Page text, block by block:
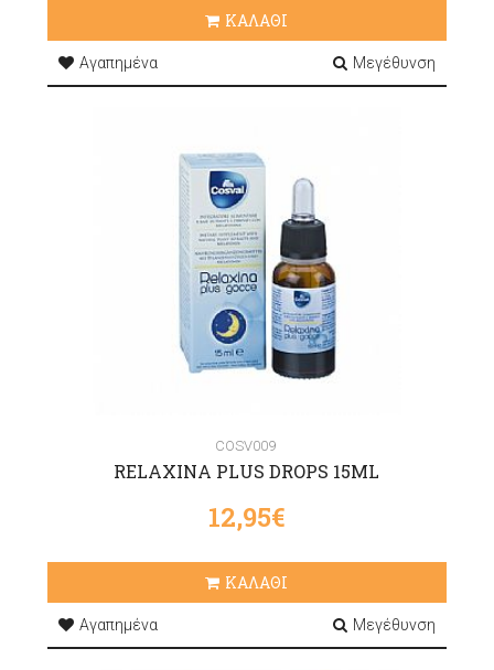
ΚΑΛΑΘΙ
Αγαπημένα Μεγέθυνση
COSV009
RELAXINA PLUS DROPS 15ML
12,95€
ΚΑΛΑΘΙ
Αγαπημένα Μεγέθυνση